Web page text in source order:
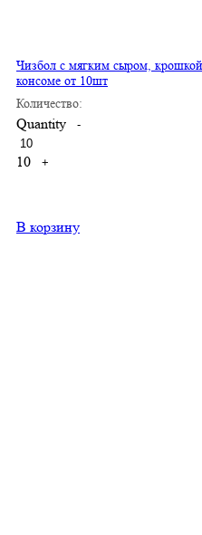
Чизбол с мягким сыром,
консоме от 10шт
Количество:
Quantity -
10 +
В корзину